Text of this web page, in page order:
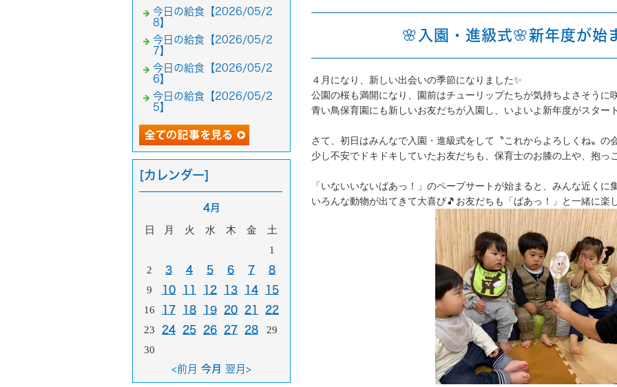
🌸入園・進級式🌸新年度が始
４月になり、新しい出会いの季節になりました✨
公園の桜も満開になり、園前はチューリップたちが気持ちよさそうに
青い鳥保育園にも新しいお友だちが入園し、いよいよ新年度がスター
さて、初日はみんなで入園・進級式をして〝これからよろしくね〟の
少し不安でドキドキしていたお友だちも、保育士のお膝の上や、抱っ
「いないいないばあっ！」のペープサートが始まると、みんな近くに
いろんな動物が出てきて大喜び🎵お友だちも「ばあっ！」と一緒に楽
今日の給食【2026/05/2
8】
今日の給食【2026/05/2
7】
今日の給食【2026/05/2
6】
今日の給食【2026/05/2
5】
[カレンダー]
4月
日 月 火 水 木 金
土
1
2
3 4 5 6 7 8
9 10 11 12 13 14 15
16 17 18 19 20 21 22
23 24 25 26 27 28
29
30
<前月 今月 翌月>